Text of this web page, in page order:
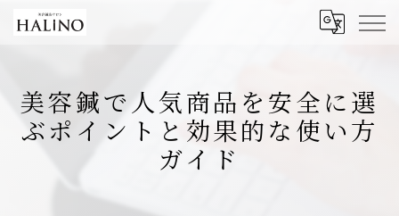
美容鍼で人気商品を安全に選
ぶポイントと効果的な使い方
ガイド